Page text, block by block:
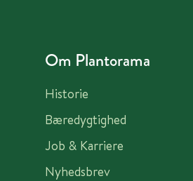
Om Plantorama
Historie
Bæredygtighed
Job & Karriere
Nyhedsbrev